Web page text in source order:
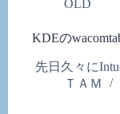
OLD
KDEの
先日久々に
ＴＡＭ